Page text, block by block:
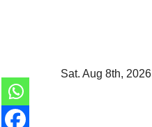
Sat. Aug 8th, 2026